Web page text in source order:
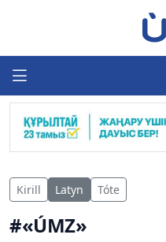
Kirill Latyn Tóte
#«ÚMZ»